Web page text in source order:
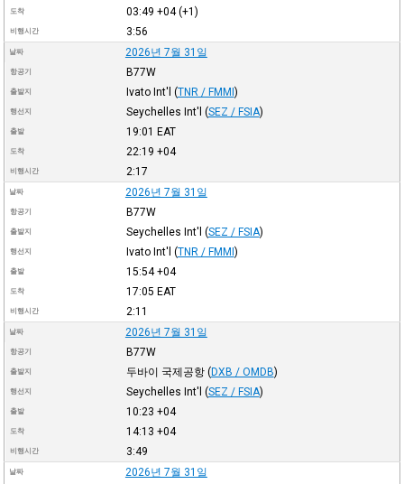
도착 03:49 +04(+1)
비행시간 3:56
날짜 2026년 7월 31일
항공기 B77W
출발지 Ivato Int'l (TNR / FMMI)
행선지 Seychelles Int'l (SEZ / FSIA)
출발 19:01 EAT
도착 22:19 +04
비행시간 2:17
날짜 2026년 7월 31일
항공기 B77W
출발지 Seychelles Int'l (SEZ / FSIA)
행선지 Ivato Int'l (TNR / FMMI)
출발 15:54+04
도착 17:05 EAT
비행시간 2:11
날짜 2026년 7월 31일
항공기 B77W
출발지 두바이 국제공항 (DXB / OMDB)
행선지 Seychelles Int'l (SEZ / FSIA)
출발 10:23 +04
도착 14:13 +04
비행시간 3:49
날짜 2026년 7월 31일